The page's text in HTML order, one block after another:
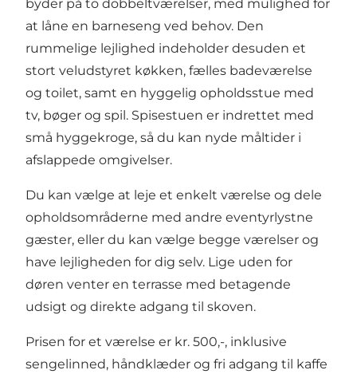
byder på to dobbeltværelser, med mulighed for
at låne en barneseng ved behov. Den
rummelige lejlighed indeholder desuden et
stort veludstyret køkken, fælles badeværelse
og toilet, samt en hyggelig opholdsstue med
tv, bøger og spil. Spisestuen er indrettet med
små hyggekroge, så du kan nyde måltider i
afslappede omgivelser.
Du kan vælge at leje et enkelt værelse og dele
opholdsområderne med andre eventyrlystne
gæster, eller du kan vælge begge værelser og
have lejligheden for dig selv. Lige uden for
døren venter en terrasse med betagende
udsigt og direkte adgang til skoven.
Prisen for et værelse er kr. 500,-, inklusive
sengelinned, håndklæder og fri adgang til kaffe